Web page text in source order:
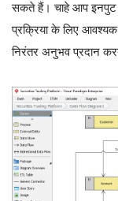
सकते हैं। चाहे आप इनपुट
प्रक्रिया के लिए आवश्यक
निरंतर अनुभव प्रदान